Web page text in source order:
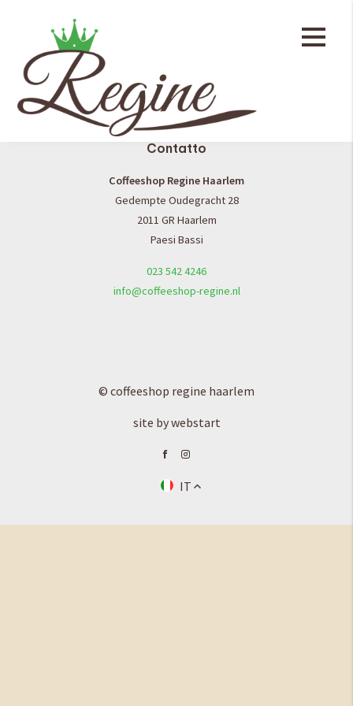
Menu della caffetteria
Contatto
Coffeeshop Regine Haarlem
Gedempte Oudegracht 28
2011 GR Haarlem
Paesi Bassi
023 542 4246
info@coffeeshop-regine.nl
© coffeeshop regine haarlem
site by webstart
IT